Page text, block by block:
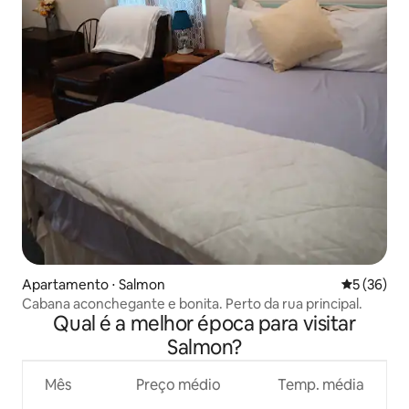
Apartamento ⋅ Salmon 5 de uma
5 (36)
Cabana aconchegante e bonita. Perto da rua principal.
Qual é a melhor época para visitar
Salmon?
Mês Preço médio Temp. média